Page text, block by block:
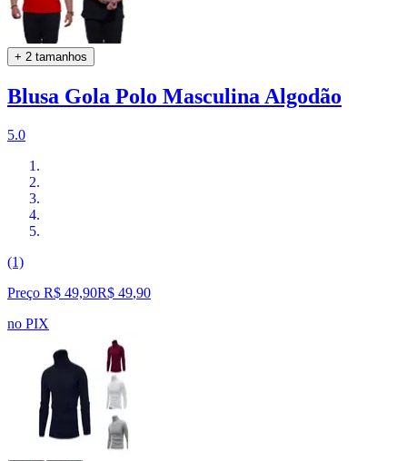
+ 2 tamanhos
Blusa Gola Polo Masculina Algodão
5.0
(1)
Preço R$ 49,90R$ 49,90
no PIX